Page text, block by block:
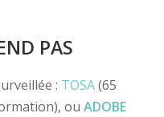
PAS
: TOSA(65
ou ADOBE